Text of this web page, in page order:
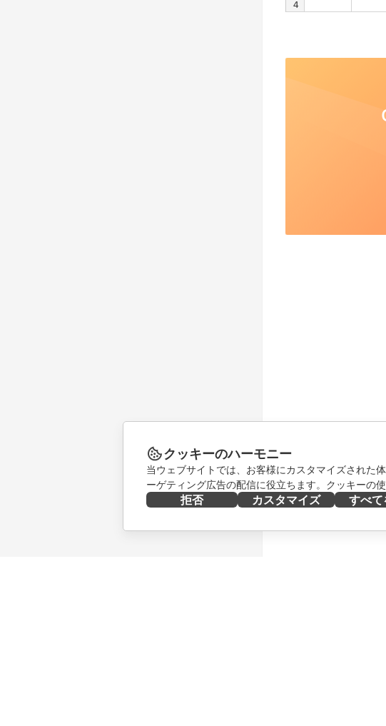
クッキーのハーモニー
当ウェブサイトでは、お客様にカスタマイズされた
ーゲティング広告の配信に役立ちます。クッキーの
拒否 カスタマイズ すべ